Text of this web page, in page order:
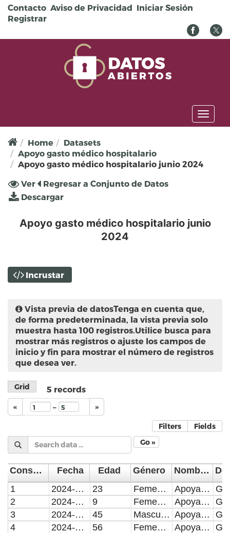
Pasar al contenido principal
Contacto Aviso de Privacidad Iniciar Sesión
Registrar
Toggle
Home
Datasets
Apoyo gasto médico hospitalario
Apoyo gasto médico hospitalario junio 2024
Solapas principales
Ver (solapa
activa)
Regresar a Conjunto de Datos
Descargar
Apoyo gasto médico hospitalario junio
2024
Incrustar
Vista previa de datosTenga en cuenta que,
de forma predeterminada, la vista previa solo
muestra hasta 100 registros.Utilice busca para
mostrar más registros o ajuste los campos de
inicio y fin para mostrar el número de registros
que desea ver.
Grid 5 records
« – »
Filters
Fields
Go »
Consecutivo Fecha Edad Género
Nombre del Donativo
1
2024-05-28 23 Femenino
Apoyada con el 100% ($2,300.00) del costot total del estudio de eco transtorácico (Ecocardiograma)
2
2024-05-30 9 Femenino
Apoyada el 30/05/2024 con el 100% ($46,700.00) del costo total del medicamento
3
2024-06-04 45 Masculino
Apoyado con el ($12,622.50) del costo total del paquete funerario
4
2024-06-06 56 Femenino
Apoyada con el 76% ($4,982.71) del costo total de tomografía y ecocardiograma